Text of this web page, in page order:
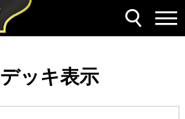
デッキ表示